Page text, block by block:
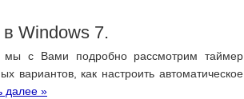
Windows 7.
мы с Вами подробно рассмотрим таймер
вариантов, как настроить автоматическое
далее »